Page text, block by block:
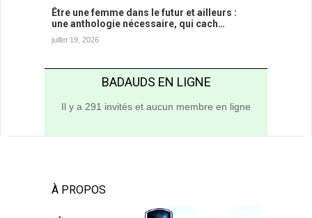
Être une femme dans le futur et ailleurs :
une anthologie nécessaire, qui cach…
juillet 19, 2026
BADAUDS EN LIGNE
Il y a 291 invités et aucun membre en ligne
À PROPOS